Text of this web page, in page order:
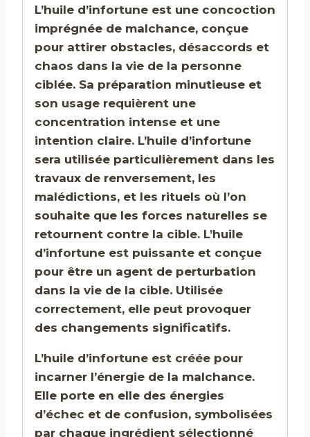
L’huile d’infortune est une concoction
imprégnée de malchance, conçue
pour attirer obstacles, désaccords et
chaos dans la vie de la personne
ciblée. Sa préparation minutieuse et
son usage requièrent une
concentration intense et une
intention claire. L’huile d’infortune
sera utilisée particulièrement dans les
travaux de renversement, les
malédictions, et les rituels où l’on
souhaite que les forces naturelles se
retournent contre la cible. L’huile
d’infortune est puissante et conçue
pour être un agent de perturbation
dans la vie de la cible. Utilisée
correctement, elle peut provoquer
des changements significatifs.
L’huile d’infortune est créée pour
incarner l’énergie de la malchance.
Elle porte en elle des énergies
d’échec et de confusion, symbolisées
par chaque ingrédient sélectionné